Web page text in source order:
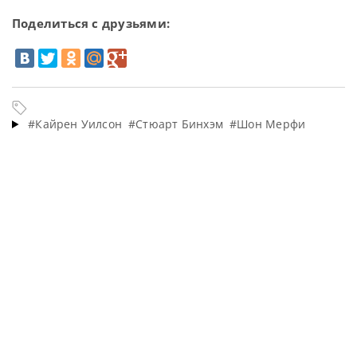
Поделиться с друзьями:
#Кайрен Уилсон #Стюарт Бинхэм #Шон Мерфи